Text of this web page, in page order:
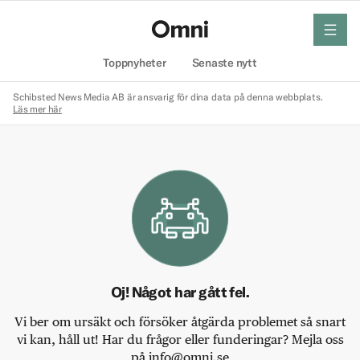
Toppnyheter Senaste nytt
meny
Schibsted News Media AB är ansvarig för dina data på denna webbplats.
Läs mer här
Oj! Något har gått fel.
Vi ber om ursäkt och försöker åtgärda problemet så snart
vi kan, håll ut! Har du frågor eller funderingar? Mejla oss